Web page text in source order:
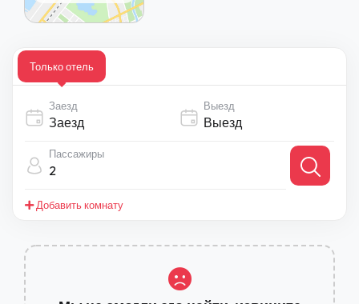
Только отель
Заезд Выезд
Пассажиры
2
Добавить комнату